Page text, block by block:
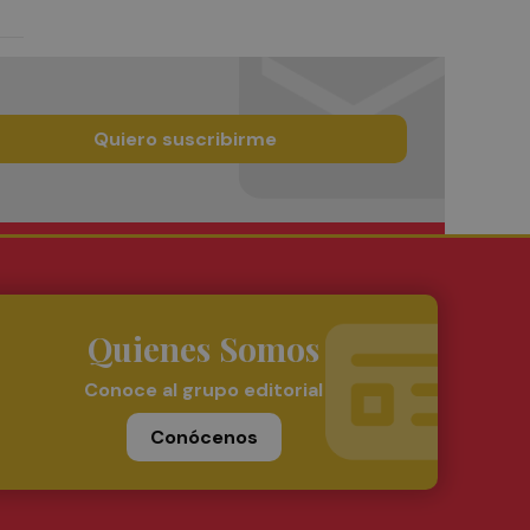
Quiero suscribirme
Quienes Somos
Conoce al grupo editorial
Conócenos